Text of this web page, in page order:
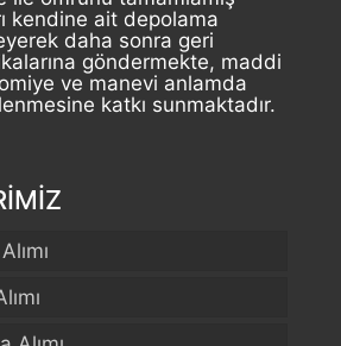
kendine ait depolama
daha sonra geri
göndermekte, maddi
ve manevi anlamda
katkı sunmaktadır.